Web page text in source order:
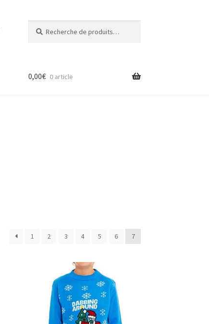
pour :
0,00€ 0 article
1 2 3 4 5 6 7